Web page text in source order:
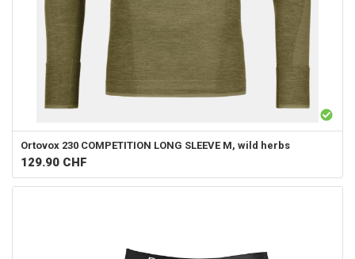
Ortovox 230 COMPETITION LONG SLEEVE M, wild herbs
129.90 CHF